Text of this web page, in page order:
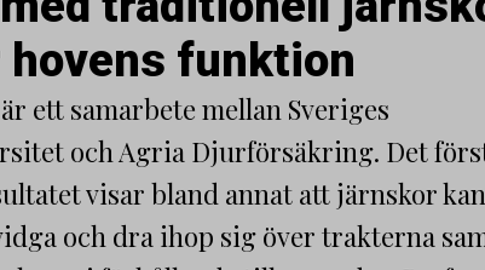
hovens funktion
ett samarbete mellan Sveriges
och Agria Djurförsäkring. Det
visar bland annat att järnskor
och dra ihop sig över trakterna